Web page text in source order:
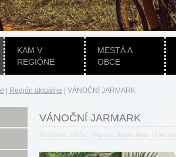
KAM V
REGIÓNE
MESTÁ A
OBCE
Región aktuálne VÁNOČNÍ JARMARK
VÁNOČNÍ JARMARK
Prečítané: 1035x Napísal: Super User